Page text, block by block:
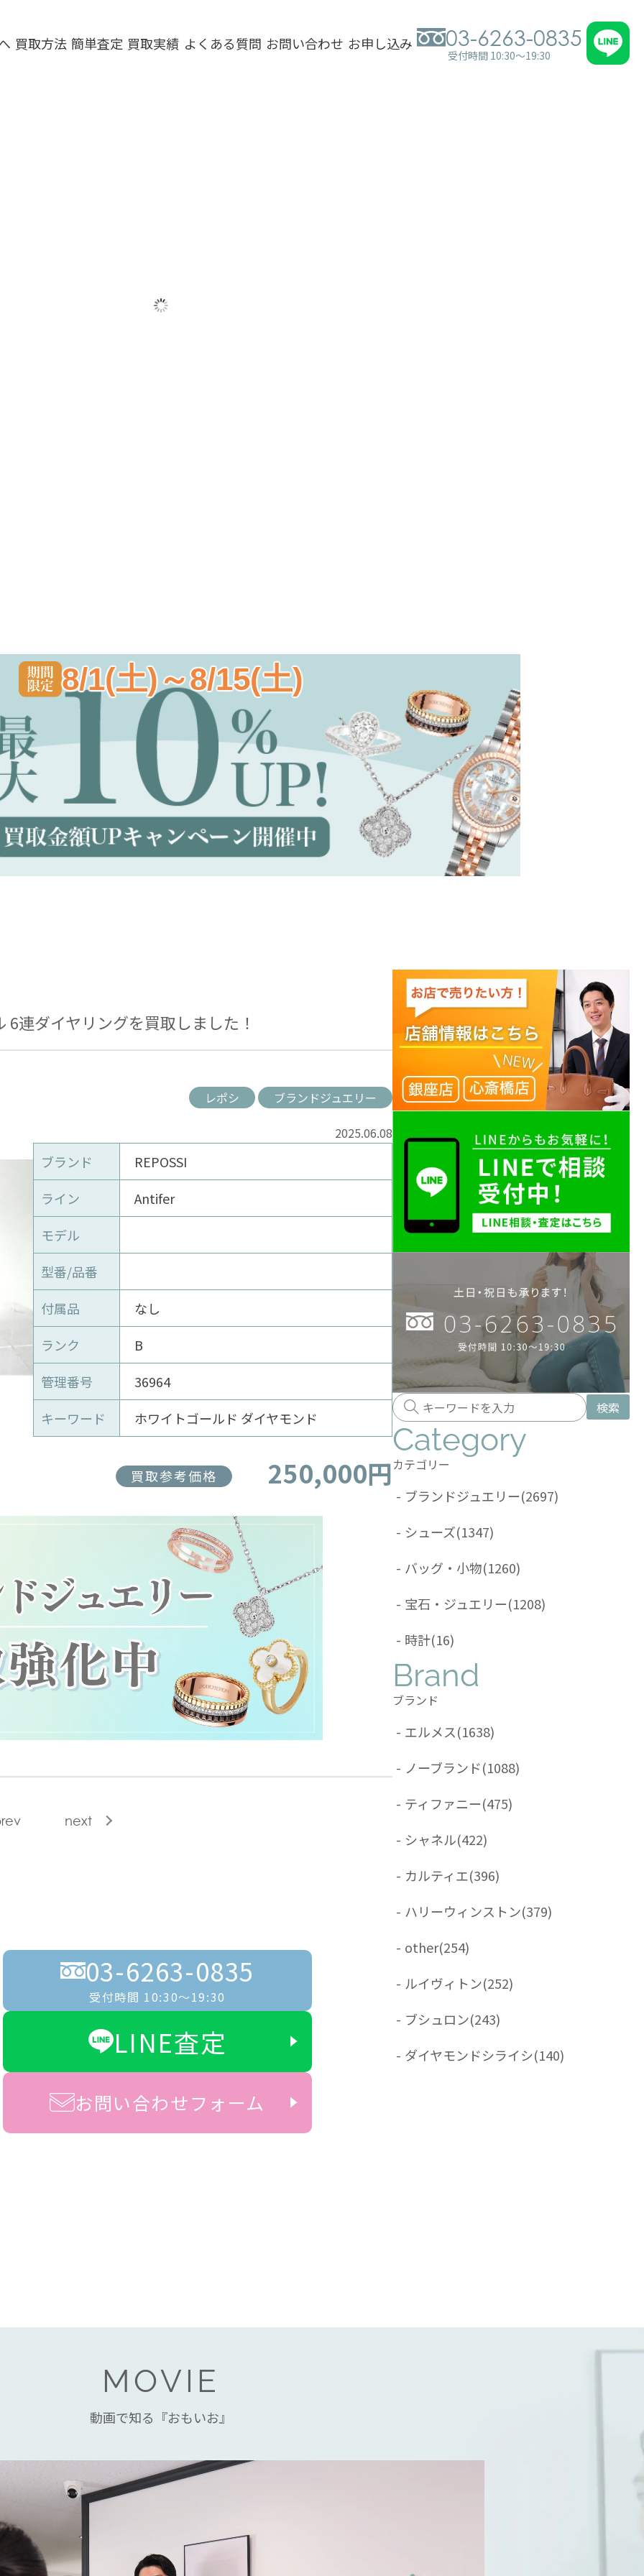
買取方法 簡単査定 買取実績 よくある質問 お問い合わせ お申し込み 03-6263-0835
受付時間 10:30～19:30
8/1(土)～8/15(土)
6連ダイヤリングを買取しました！
レポシ ブランドジュエリー
2025.06.08
ブランド
REPOSSI
ライン
Antifer
モデル
型番/品番
付属品
なし
ランク
B
管理番号
36964
キーワード
ホワイトゴールド ダイヤモンド
買取参考価格 250,000円
next
03-6263-0835
受付時間 10:30〜19:30
LINE査定
お問い合わせフォーム
検索
Category
カテゴリー
- ブランドジュエリー(2697)
- シューズ(1347)
- バッグ・小物(1260)
- 宝石・ジュエリー(1208)
- 時計(16)
Brand
ブランド
- エルメス(1638)
- ノーブランド(1088)
- ティファニー(475)
- シャネル(422)
- カルティエ(396)
- ハリーウィンストン(379)
- other(254)
- ルイヴィトン(252)
- ブシュロン(243)
- ダイヤモンドシライシ(140)
MOVIE
動画で知る『おもいお』